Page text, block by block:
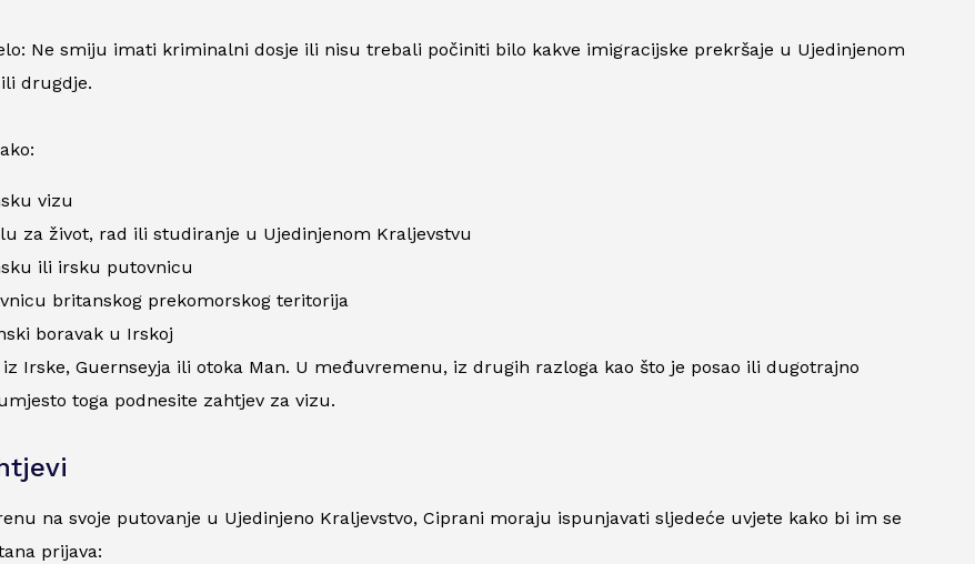
Ne smiju imati kriminalni dosje ili nisu trebali počiniti bilo kakve imigracijske prekršaje u Ujedinjenom
drugdje.
vizu
za život, rad ili studiranje u Ujedinjenom Kraljevstvu
ili irsku putovnicu
britanskog prekomorskog teritorija
boravak u Irskoj
Irske, Guernseyja ili otoka Man. U međuvremenu, iz drugih razloga kao što je posao ili dugotrajno
toga podnesite zahtjev za vizu.
na svoje putovanje u Ujedinjeno Kraljevstvo, Ciprani moraju ispunjavati sljedeće uvjete kako bi im se
prijava: